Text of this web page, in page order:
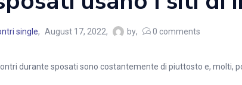
single August 17, 2022 by 0 comments
durante sposati sono costantemente di piuttosto e, molti,